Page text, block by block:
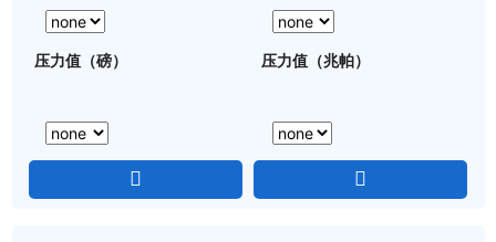
压力值（磅） 压力值（兆帕）